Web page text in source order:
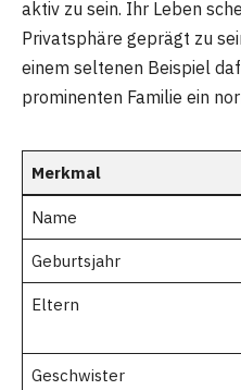
aktiv zu sein. Ihr Leben
Privatsphäre geprägt zu
einem seltenen Beispiel
prominenten Familie ein
Merkmal
Name
Geburtsjahr
Eltern
Geschwister